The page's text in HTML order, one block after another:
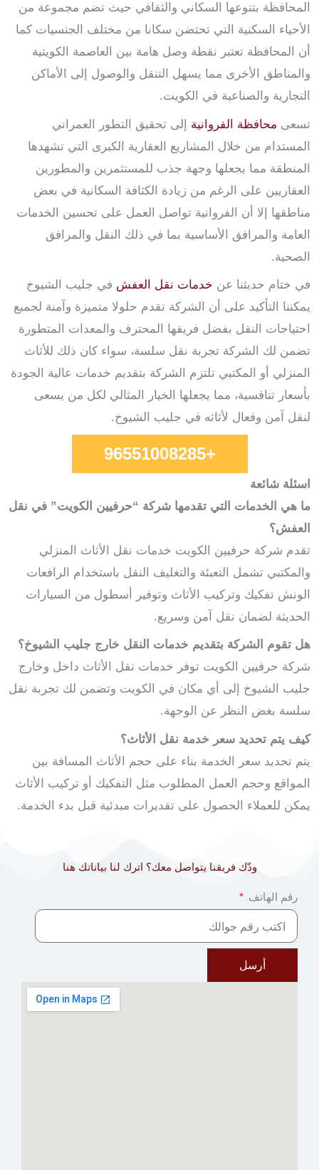
المحافظة بتنوعها السكاني والثقافي حيث تضم مجموعة من
الأحياء السكنية التي تحتضن سكانا من مختلف الجنسيات كما
أن المحافظة تعتبر نقطة وصل هامة بين العاصمة الكويتية
والمناطق الأخرى مما يسهل التنقل والوصول إلى الأماكن
التجارية والصناعية في الكويت.
تسعى محافظة الفروانية إلى تحقيق التطور العمراني
المستدام من خلال المشاريع العقارية الكبرى التي تشهدها
المنطقة مما يجعلها وجهة جذب للمستثمرين والمطورين
العقاريين على الرغم من زيادة الكثافة السكانية في بعض
مناطقها إلا أن الفروانية تواصل العمل على تحسين الخدمات
العامة والمرافق الأساسية بما في ذلك النقل والمرافق
الصحية.
في ختام حديثنا عن خدمات نقل العفش في جليب الشيوخ
يمكننا التأكيد على أن الشركة تقدم حلولا متميزة وآمنة لجميع
احتياجات النقل بفضل فريقها المحترف والمعدات المتطورة
تضمن لك الشركة تجربة نقل سلسة، سواء كان ذلك للأثاث
المنزلي أو المكتبي تلتزم الشركة بتقديم خدمات عالية الجودة
بأسعار تنافسية، مما يجعلها الخيار المثالي لكل من يسعى
لنقل آمن وفعال لأثاثه في جليب الشيوخ.
+96551008285
اسئلة شائعة
ما هي الخدمات التي تقدمها شركة “حرفيين الكويت” في نقل
العفش؟
تقدم شركة حرفيين الكويت خدمات نقل الأثاث المنزلي
والمكتبي تشمل التعبئة والتغليف النقل باستخدام الرافعات
الونش تفكيك وتركيب الأثاث وتوفير أسطول من السيارات
الحديثة لضمان نقل آمن وسريع.
هل تقوم الشركة بتقديم خدمات النقل خارج جليب الشيوخ؟
شركة حرفيين الكويت توفر خدمات نقل الأثاث داخل وخارج
جليب الشيوخ إلى أي مكان في الكويت وتضمن لك تجربة نقل
سلسة بغض النظر عن الوجهة.
كيف يتم تحديد سعر خدمة نقل الأثاث؟
يتم تحديد سعر الخدمة بناء على حجم الأثاث المسافة بين
المواقع وحجم العمل المطلوب مثل التفكيك أو تركيب الأثاث
يمكن للعملاء الحصول على تقديرات مبدئية قبل بدء الخدمة.
ودّك فريقنا يتواصل معك؟ اترك لنا بياناتك هنا
رقم الهاتف
أرسل